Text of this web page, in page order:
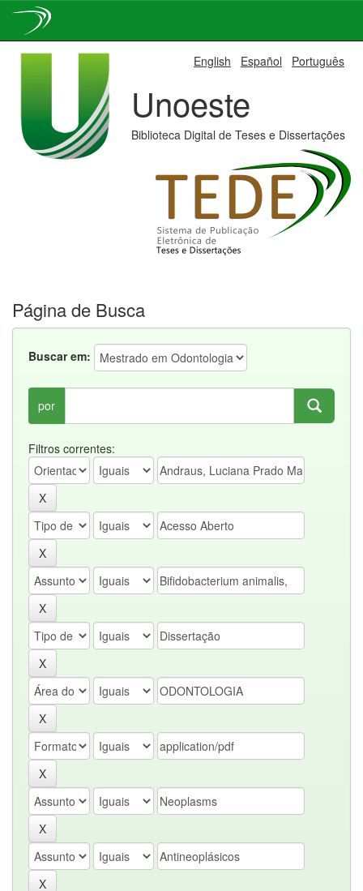
English Español Português
Unoeste
Biblioteca Digital de Teses e Dissertações
Página de Busca
Buscar em:
por
Filtros correntes: